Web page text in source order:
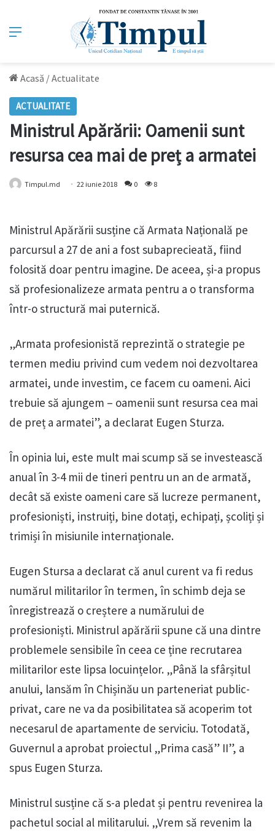
Meniu
Acasă /Actualitate
ACTUALITATE
Ministrul Apărării: Oamenii sunt
resursa cea mai de preț a armatei
Timpul.md 22 iunie 2018 0 8
Ministrul Apărării susține că Armata Națională pe
parcursul a 27 de ani a fost subaprecieată, fiind
folosită doar pentru imagine. De aceea, și-a propus
să profesionalizeze armata pentru a o transforma
într-o structură mai puternică.
„Armata profesionistă reprezintă o strategie pe
termen mediu privind cum vedem noi dezvoltarea
armatei, unde investim, ce facem cu oameni. Aici
trebuie să ajungem – oamenii sunt resursa cea mai
de preț a armatei”, a declarat Eugen Sturza.
În opinia lui, este mult mai scump să se investească
anual în 3-4 mii de tineri pentru un an de armată,
decât să existe oameni care să lucreze permanent,
profesioniști, instruiți, bine dotați, echipați, școliți și
trimiși în misiunile internaționale.
Eugen Stursa a declarat că anul curent va fi redus
numărul militarilor în termen, în schimb deja se
înregistrează o creștere a numărului de
profesioniști. Ministrul apărării spune că una dintre
problemele sensibile în ceea ce ține recrutarea
militarilor este lipsa locuințelor. „Până la sfârșitul
anului, lansăm în Chișinău un parteneriat public-
privat, care ne va da posibilitatea să acoperim tot
necesarul de apartamente de serviciu. Totodată,
Guvernul a aprobat proiectul „Prima casă” II”, a
spus Eugen Sturza.
Ministrul susține că s-a pledat și pentru revenirea la
pachetul social al militarului. „Vrem să revenim la